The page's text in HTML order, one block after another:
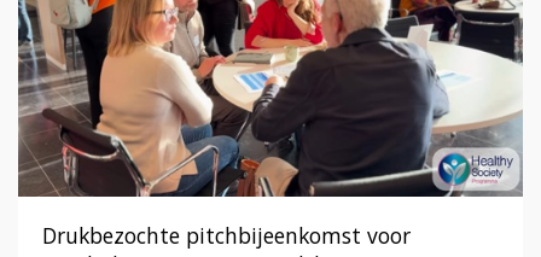
Drukbezochte pitchbijeenkomst voor